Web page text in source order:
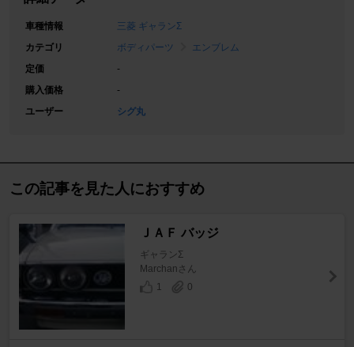
車種情報
三菱 ギャランΣ
カテゴリ
ボディパーツ
エンブレム
定価
-
購入価格
-
ユーザー
シグ丸
この記事を見た人におすすめ
ＪＡＦ バッジ
ギャランΣ
Marchanさん
1
0